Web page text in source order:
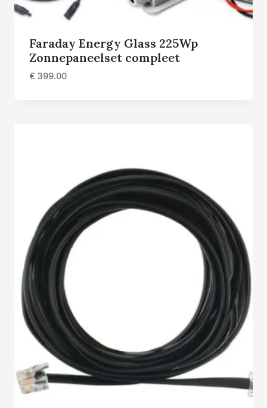
Faraday Energy Glass 225Wp
Zonnepaneelset compleet
€ 399.00